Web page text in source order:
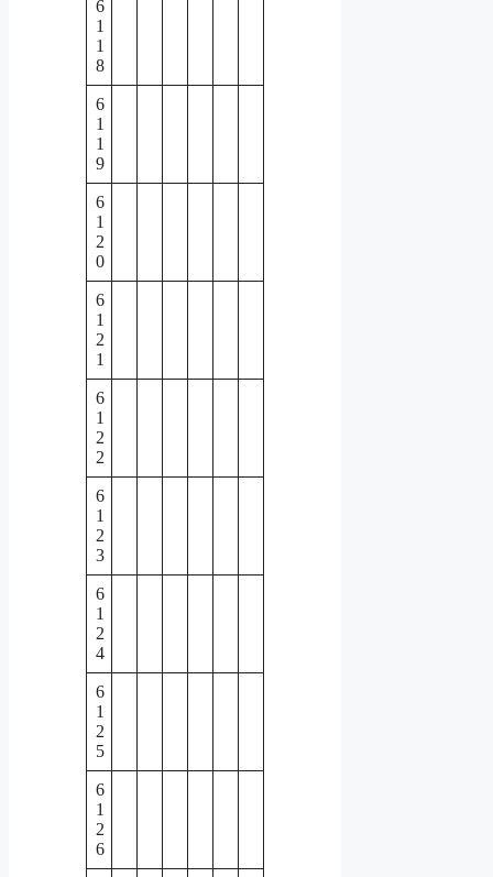
6
1
1
8
6
1
1
9
6
1
2
0
6
1
2
1
6
1
2
2
6
1
2
3
6
1
2
4
6
1
2
5
6
1
2
6